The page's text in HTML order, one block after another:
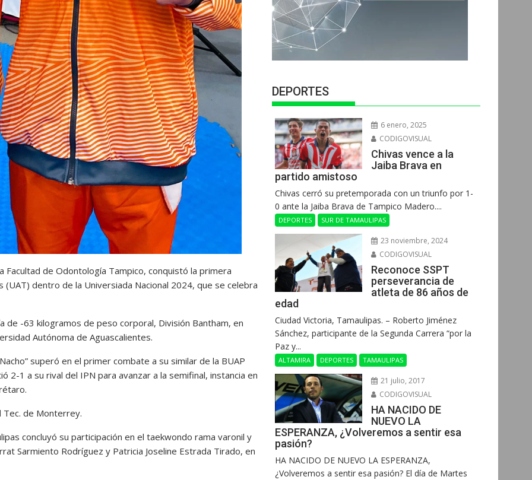
de Odontología Tampico, conquistó la primera
dentro de la Universiada Nacional 2024, que se celebra
-63 kilogramos de peso corporal, División Bantham, en
Autónoma de Aguascalientes.
superó en el primer combate a su similar de la BUAP
2-1 a su rival del IPN para avanzar a la semifinal, instancia en
Tec. de Monterrey.
concluyó su participación en el taekwondo rama varonil y
Sarmiento Rodríguez y Patricia Joseline Estrada Tirado, en
DEPORTES
6 enero, 2025
CODIGOVISUAL
Chivas vence a la
Jaiba Brava en
partido amistoso
Chivas cerró su pretemporada con un triunfo por 1-
0 ante la Jaiba Brava de Tampico Madero....
DEPORTES SUR DE TAMAULIPAS
23 noviembre, 2024
CODIGOVISUAL
Reconoce SSPT
perseverancia de
atleta de 86 años de
edad
Ciudad Victoria, Tamaulipas. – Roberto Jiménez
Sánchez, participante de la Segunda Carrera “por la
Paz y...
ALTAMIRA DEPORTES TAMAULIPAS
21 julio, 2017
CODIGOVISUAL
HA NACIDO DE
NUEVO LA
ESPERANZA, ¿Volveremos a sentir esa
pasión?
HA NACIDO DE NUEVO LA ESPERANZA,
¿Volveremos a sentir esa pasión? El día de Martes